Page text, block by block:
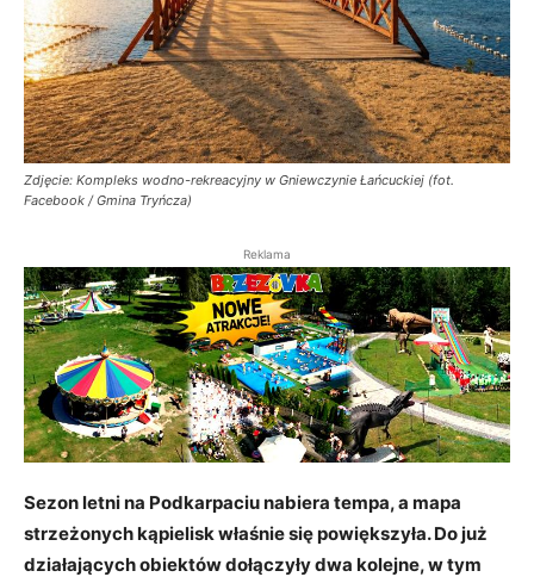
Zdjęcie: Kompleks wodno-rekreacyjny w Gniewczynie Łańcuckiej (fot.
Facebook / Gmina Tryńcza)
Reklama
Sezon letni na Podkarpaciu nabiera tempa, a mapa
strzeżonych kąpielisk właśnie się powiększyła. Do już
działających obiektów dołączyły dwa kolejne, w tym